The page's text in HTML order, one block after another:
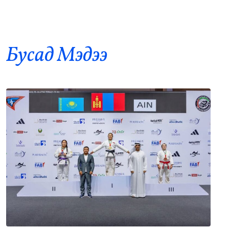
9
бизнес эрхлэхэд таатай нөхцөл бүрдэнэ
Нийслэл Б. Ариунаа 36 цаг 39 минутын өмнө
10
Оросоос 301 вагон шатахуун оруулж
иржээ
Бодлого шийдвэр / Х. Болормаа •
37 цаг 26 минутын өмнө
“Долфин” хар салхи Хятадыг чиглэн
Бусад Mэдээ